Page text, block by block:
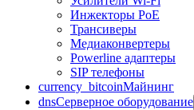
Инжекторы PoE
Трансиверы
Медиаконвертеры
Powerline адаптеры
SIP телефоны
currency_bitcoinМайнинг
dnsСерверное оборудование